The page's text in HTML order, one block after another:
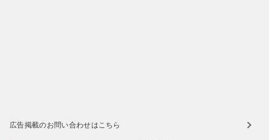
広告掲載のお問い合わせはこちら